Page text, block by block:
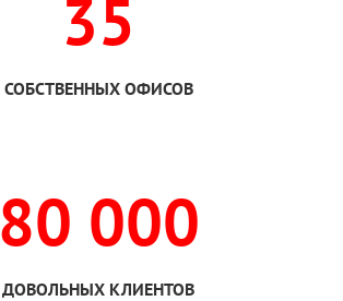
35
СОБСТВЕННЫХ ОФИСОВ
80 000
ДОВОЛЬНЫХ КЛИЕНТОВ